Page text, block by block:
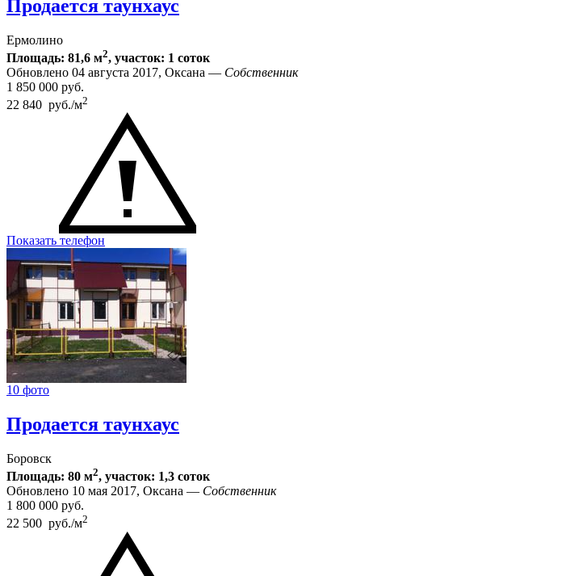
Продается таунхаус
Ермолино
Площадь: 81,6 м2, участок: 1 соток
Обновлено 04 августа 2017, Оксана — Собственник
1 850 000 руб.
22 840 руб./м2
Показать телефон
10 фото
Продается таунхаус
Боровск
Площадь: 80 м2, участок: 1,3 соток
Обновлено 10 мая 2017, Оксана — Собственник
1 800 000 руб.
22 500 руб./м2